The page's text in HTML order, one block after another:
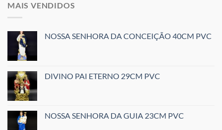
MAIS VENDIDOS
NOSSA SENHORA DA CONCEIÇÃO 40CM PVC
DIVINO PAI ETERNO 29CM PVC
NOSSA SENHORA DA GUIA 23CM PVC